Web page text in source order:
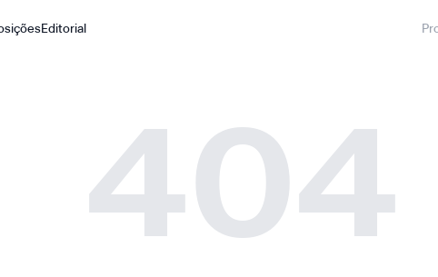
Editorial
404